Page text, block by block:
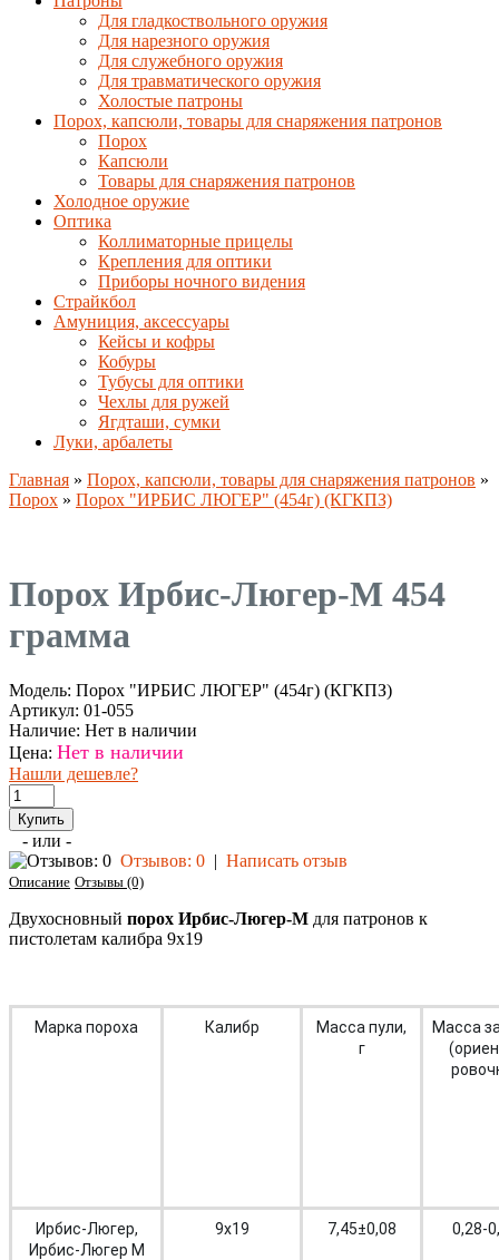
Для гладкоствольного оружия
Для нарезного оружия
Для служебного оружия
Для травматического оружия
Холостые патроны
Порох, капсюли, товары для снаряжения патронов
Порох
Капсюли
Товары для снаряжения патронов
Холодное оружие
Оптика
Коллиматорные прицелы
Крепления для оптики
Приборы ночного видения
Страйкбол
Амуниция, аксессуары
Кейсы и кофры
Кобуры
Тубусы для оптики
Чехлы для ружей
Ягдташи, сумки
Луки, арбалеты
Главная » Порох, капсюли, товары для снаряжения патронов »
Порох » Порох "ИРБИС ЛЮГЕР" (454г) (КГКПЗ)
Порох Ирбис-Люгер-М 454
грамма
Модель: Порох "ИРБИС ЛЮГЕР" (454г) (КГКПЗ)
Артикул: 01-055
Наличие: Нет в наличии
Цена: Нет в наличии
Нашли дешевле?
- или -
Отзывов: 0 | Написать отзыв
Описание Отзывы (0)
Двухосновный порох Ирбис-Люгер-М для патронов к
пистолетам калибра 9х19
Марка пороха Калибр
Масса пули,
г
Масса
Ирбис-Люгер,
Ирбис-Люгер М
9х19 7,45±0,08 0,28-